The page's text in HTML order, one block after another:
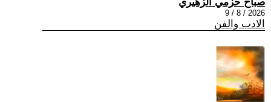
2026 / 8 / 9
الادب والفن